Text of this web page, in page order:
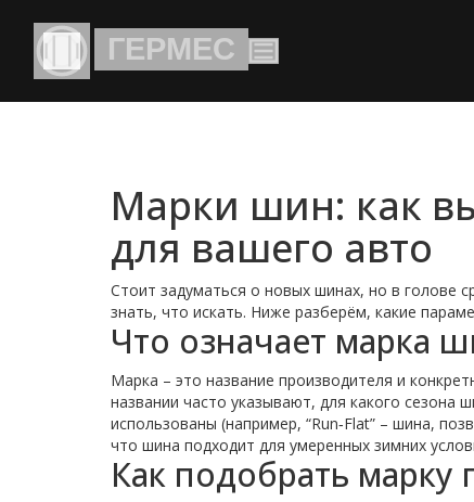
Марки шин: как
для вашего авто
Стоит задуматься о новых шинах, но в голове
знать, что искать. Ниже разберём, какие
Что означает марка
Марка – это название производителя и
названии часто указывают, для какого сезона
использованы (например, “Run‑Flat” – шина,
что шина подходит для умеренных зимних
Как подобрать марку